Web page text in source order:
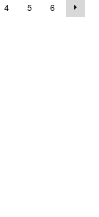
4 5 6